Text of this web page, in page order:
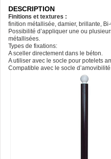
DESCRIPTION
Finitions et textures :
finition métallisée, damier, brillante,
Possibilité d’appliquer une ou
métallisées.
Types de fixations:
A sceller directement dans le béton.
A utiliser avec le socle pour potelets
Compatible avec le socle